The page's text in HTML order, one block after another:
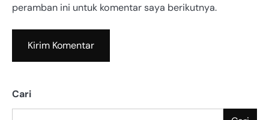
peramban ini untuk komentar saya berikutnya.
Cari